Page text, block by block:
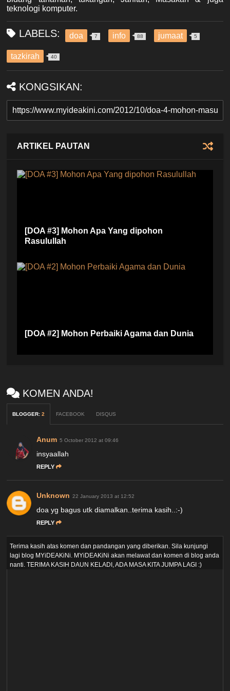
teknologi komputer.
LABELS: doa 7 info 88 jumaat 5
tazkirah 40
KONGSIKAN:
ARTIKEL PAUTAN
[DOA #3] Mohon Apa Yang dipohon
Rasulullah
[DOA #2] Mohon Perbaiki Agama dan Dunia
KOMEN ANDA!
BLOGGER:2 FACEBOOK DISQUS
Anum 5 October 2012 at 09:46
insyaallah
REPLY
Unknown 22 January 2013 at 12:52
doa yg bagus utk diamalkan..terima kasih..:-)
REPLY
Terima kasih atas komen dan pandangan yang diberikan. Sila kunjungi
lagi blog MYiDEAKiNi. MYiDEAKiNi akan melawat dan komen di blog anda
nanti. TERIMA KASIH DAUN KELADI, ADA MASA KITA JUMPA LAGI :)